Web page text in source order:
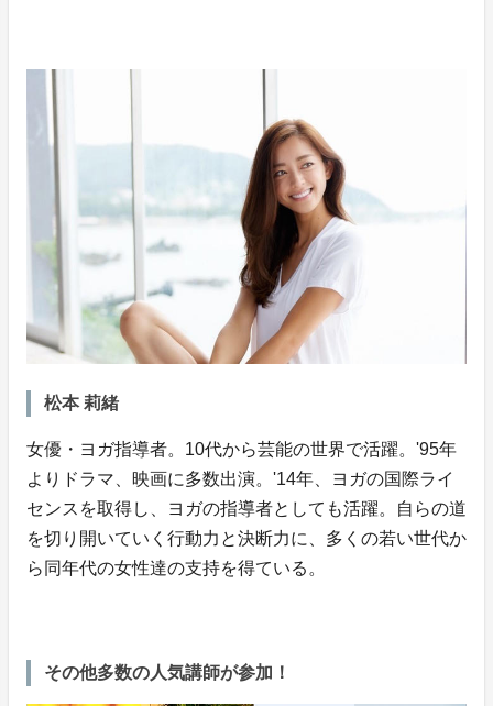
松本 莉緒
女優・ヨガ指導者。10代から芸能の世界で活躍。'95年
よりドラマ、映画に多数出演。'14年、ヨガの国際ライ
センスを取得し、ヨガの指導者としても活躍。自らの道
を切り開いていく行動力と決断力に、多くの若い世代か
ら同年代の女性達の支持を得ている。
その他多数の人気講師が参加！